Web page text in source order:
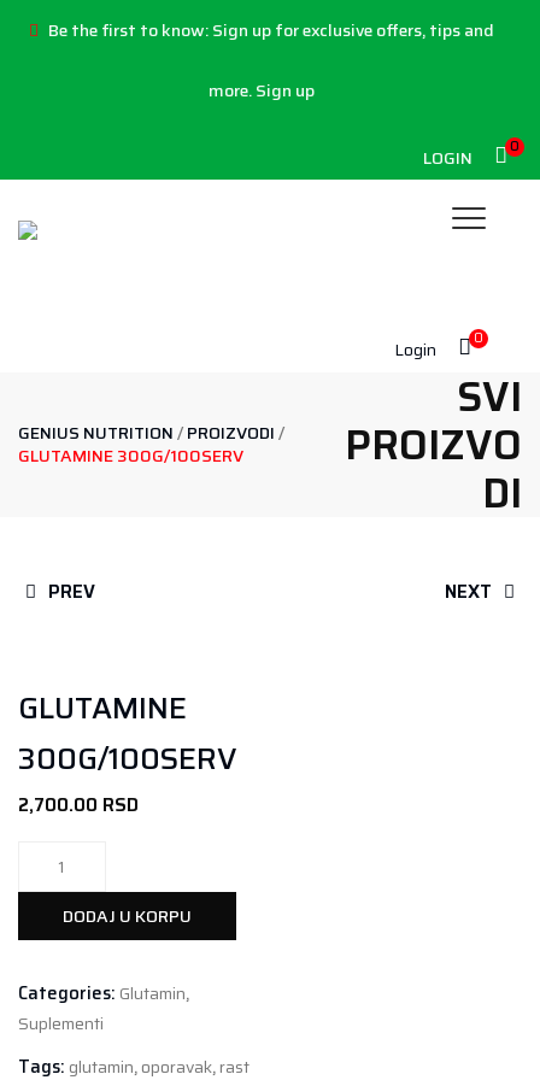
Be the first to know:Sign up for exclusive offers, tips and
more.Sign up
0
LOGIN
0
Login
GENIUS NUTRITION/PROIZVODI/
GLUTAMINE 300G/100SERV
SVI
PROIZVO
DI
PREV NEXT
GLUTAMINE
300G/100SERV
2,700.00 RSD
količinaDODAJ U KORPU
Categories: Glutamin,
Suplementi
Tags: glutamin,oporavak,rast